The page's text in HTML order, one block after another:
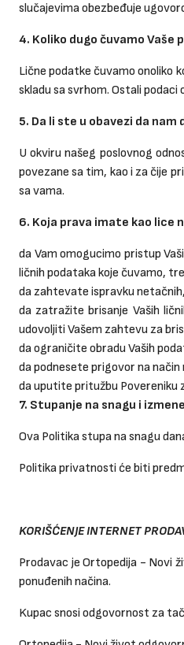
slučajevima obezbeđuje
4. Koliko dugo čuvamo Vaše
Lične podatke čuvamo onoliko
skladu sa svrhom. Ostali
5. Da li ste u obavezi da
U okviru našeg poslovnog
povezane sa tim, kao i za čije
sa vama.
6. Koja prava imate kao lice
da Vam omogucimo pristup
ličnih podataka koje čuvamo,
da zahtevate ispravku
da zatražite brisanje Vaših
udovoljiti Vašem zahtevu za
da ograničite obradu Vaših
da podnesete prigovor na način
da uputite pritužbu Povereniku
7. Stupanje na snagu i
Ova Politika stupa na snagu
Politika privatnosti će biti
KORIŠĆENJE INTERNET
Prodavac je Ortopedija - Novi
ponuđenih načina.
Kupac snosi odgovornost za